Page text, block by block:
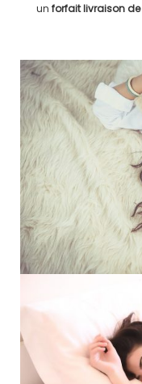
un forfait livraison de